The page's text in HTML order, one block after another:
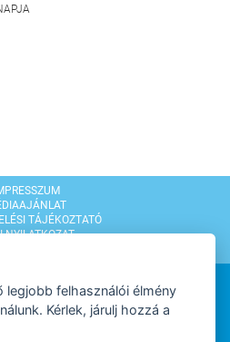
TÁJÉKOZTATÓ
NYILATKOZAT
legjobb felhasználói élmény
Kérlek, járulj hozzá a